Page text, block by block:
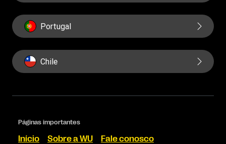
Portugal
Chile
Páginas importantes
Início Sobre a WU
Fale conosco